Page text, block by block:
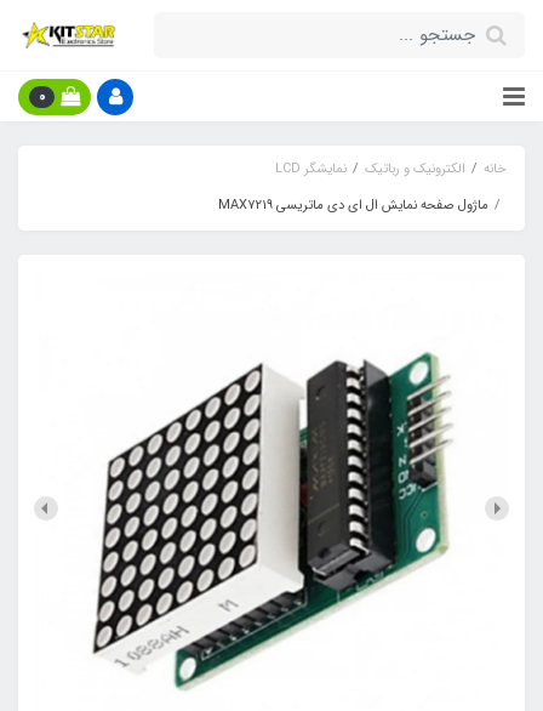
0
خانه الکترونیک و رباتیک
نمایشگر LCD
ماژول صفحه نمایش ال ای دی ماتریسی MAX7219